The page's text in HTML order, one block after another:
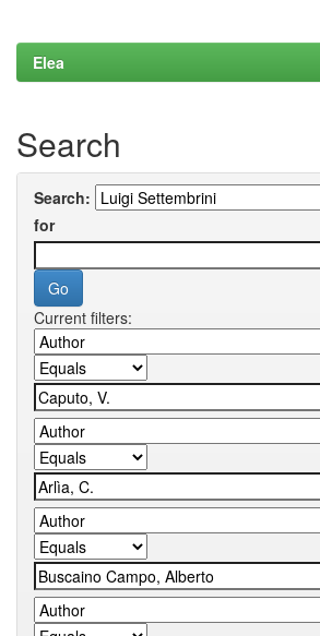
Elea
Search
Search:
for
Current filters: